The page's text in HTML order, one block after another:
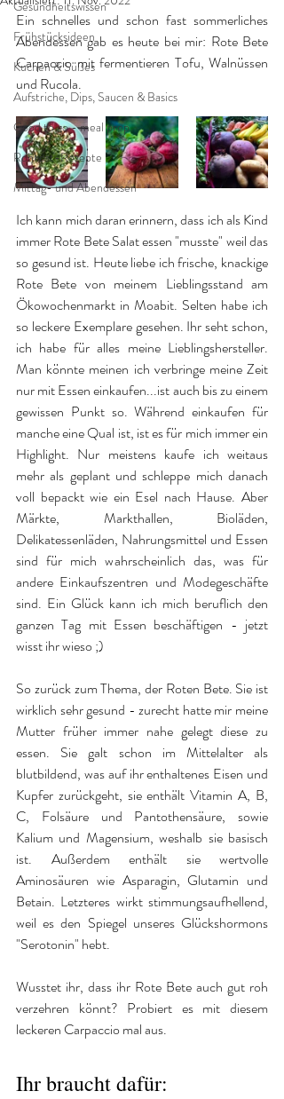
Gesundheitswissen
Frühstücksideen
Kuchen & Süßes
Aufstriche, Dips, Saucen & Basics
Good to go - meal prep
Rohkost-Rezepte
Mittag- und Abendessen
Ein schnelles und schon fast sommerliches
Abendessen gab es heute bei mir: Rote Bete
Carpaccio mit fermentieren Tofu, Walnüssen
und Rucola.
Ich kann mich daran erinnern, dass ich als Kind
immer Rote Bete Salat essen "musste" weil das
so gesund ist. Heute liebe ich frische, knackige
Rote Bete von meinem Lieblingsstand am
Ökowochenmarkt in Moabit. Selten habe ich
so leckere Exemplare gesehen. Ihr seht schon,
ich habe für alles meine Lieblingshersteller.
Man könnte meinen ich verbringe meine Zeit
nur mit Essen einkaufen...ist auch bis zu einem
gewissen Punkt so. Während einkaufen für
manche eine Qual ist, ist es für mich immer ein
Highlight. Nur meistens kaufe ich weitaus
mehr als geplant und schleppe mich danach
voll bepackt wie ein Esel nach Hause. Aber
Märkte, Markthallen, Bioläden,
Delikatessenläden, Nahrungsmittel und Essen
sind für mich wahrscheinlich das, was für
andere Einkaufszentren und Modegeschäfte
sind. Ein Glück kann ich mich beruflich den
ganzen Tag mit Essen beschäftigen - jetzt
wisst ihr wieso ;)
So zurück zum Thema, der Roten Bete. Sie ist
wirklich sehr gesund - zurecht hatte mir meine
Mutter früher immer nahe gelegt diese zu
essen. Sie galt schon im Mittelalter als
blutbildend, was auf ihr enthaltenes Eisen und
Kupfer zurückgeht, sie enthält Vitamin A, B,
C, Folsäure und Pantothensäure, sowie
Kalium und Magensium, weshalb sie basisch
ist. Außerdem enthält sie wertvolle
Aminosäuren wie Asparagin, Glutamin und
Betain. Letzteres wirkt stimmungsaufhellend,
weil es den Spiegel unseres Glückshormons
"Serotonin" hebt.
Wusstet ihr, dass ihr Rote Bete auch gut roh
verzehren könnt? Probiert es mit diesem
leckeren Carpaccio mal aus.
Ihr braucht dafür: